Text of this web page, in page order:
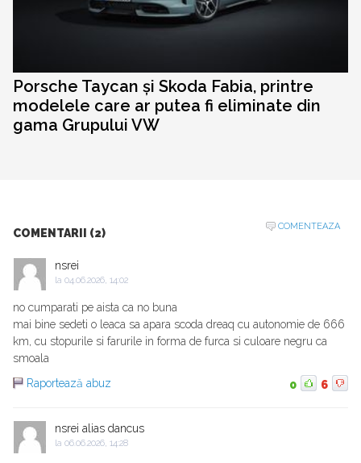
Porsche Taycan și Skoda Fabia, printre
modelele care ar putea fi eliminate din
gama Grupului VW
COMENTARII (2)
COMENTEAZA
nsrei
la 04.06.2026, 14:02
no cumparati pe aista ca no buna
mai bine sedeti o leaca sa apara scoda dreaq cu autonomie de 666
km, cu stopurile si farurile in forma de furca si culoare negru ca
smoala
Raportează abuz
0 6
nsrei alias dancus
la 06.06.2026, 14:28